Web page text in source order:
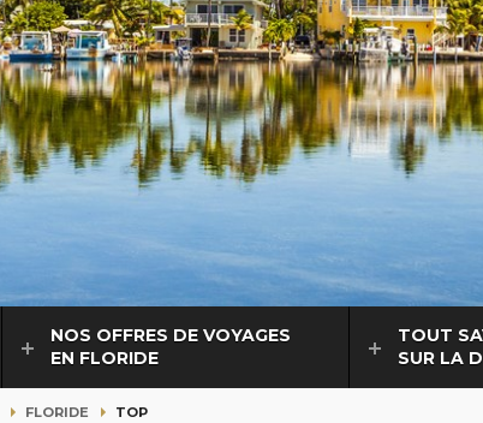
NOS OFFRES DE VOYAGES
EN FLORIDE
TOUT
SUR LA
FLORIDE TOP